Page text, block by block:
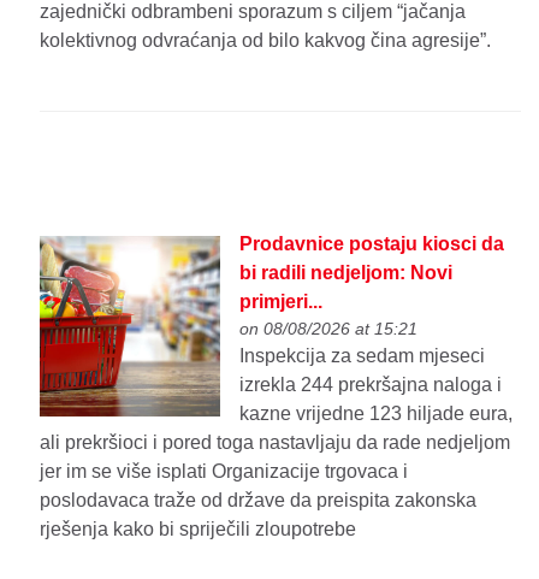
zajednički odbrambeni sporazum s ciljem “jačanja
kolektivnog odvraćanja od bilo kakvog čina agresije”.
Prodavnice postaju kiosci da
bi radili nedjeljom: Novi
primjeri...
on 08/08/2026 at 15:21
Inspekcija za sedam mjeseci
izrekla 244 prekršajna naloga i
kazne vrijedne 123 hiljade eura,
ali prekršioci i pored toga nastavljaju da rade nedjeljom
jer im se više isplati Organizacije trgovaca i
poslodavaca traže od države da preispita zakonska
rješenja kako bi spriječili zloupotrebe